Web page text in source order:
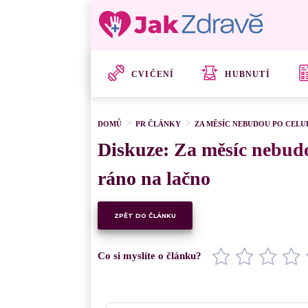
CVIČENÍ HUBNUTÍ
DOMŮ PR ČLÁNKY ZA MĚSÍC NEBUDOU PO
Diskuze: Za měsíc
ráno na lačno
ZPĚT DO ČLÁNKU
Co si myslíte o článku?